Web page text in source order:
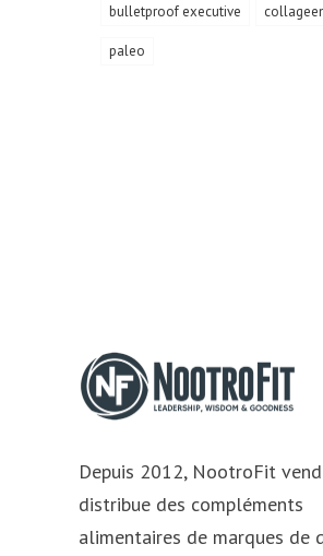
bulletproof executive
paleo
Depuis 2012, NootroFit
distribue des compléments
alimentaires de marques de